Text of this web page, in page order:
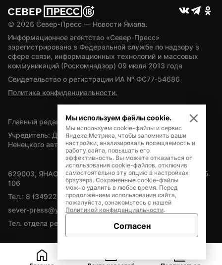
© 2026 Север-Пресс — Новости Ямала.
Информационное агентство «Север-Пресс»
зарегистрировано в Федеральной службе по надзору в
сфере связи, информационных технологий и массовых
коммуникаций (Роскомнадзор) 09 июля 2013 года
Свидетельство о регистрации ИА № ФС77-54686
Политика конфиденциальности.
Главный редактор — А.Л. Поздеев
Учредитель: Департамент внутренней политики Ямало-
Ненецкого автономного округа
629003, ЯНАО, Салехард, мкр. Богдана Кнунянца, д.1, каб.
106
Тел.: 8 (34922) 71262
sever-press@yamal-media.ru
Тел. отдела рекламы: 8 (34922) 42728
Мы используем файлы cookie.
Мы используем cookie-файлы и сервис
Яндекс.Метрика, чтобы запомнить ваши
настройки, анализировать посещаемость и
работу сайта, повышать его
эффективность. Вы можете отказаться от
использования cookie-файлов, отключив
самостоятельно эту опцию в настройках
браузера. Сохраненные cookie-файлы
можно удалить в любое время. Перед
продолжением использования сайта,
пожалуйста, ознакомьтесь с нашей
Политикой конфиденциальности.
Согласен